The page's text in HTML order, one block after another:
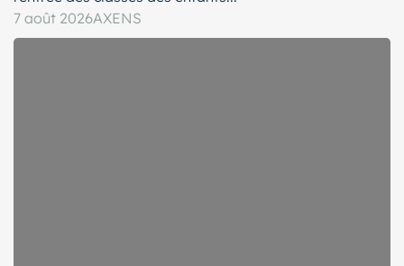
7 août 2026AXENS